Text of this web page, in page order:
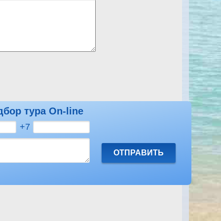
другие отзывы на Reemyvera Beach Pickalbatros
тура On-line
+7